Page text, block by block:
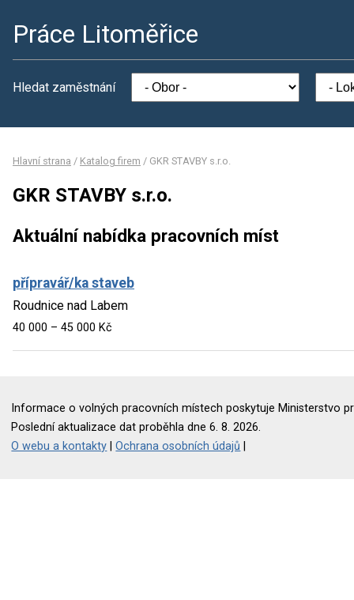
Práce Litoměřice
Hledat zaměstnání
Hlavní strana / Katalog firem / GKR STAVBY s.r.o.
GKR STAVBY s.r.o.
Aktuální nabídka pracovních míst
přípravář/ka staveb
Roudnice nad Labem
40 000 – 45 000 Kč
Informace o volných pracovních místech poskytuje Ministerstvo
Poslední aktualizace dat proběhla dne 6. 8. 2026.
O webu a kontakty |Ochrana osobních údajů